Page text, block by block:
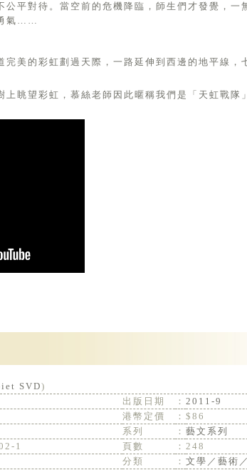
公平對待。當空前的危機降臨，師生們才發覺，一
氣……
完美的彩虹劃過天際，一路延伸到西邊的地平線，
眺望彩虹，慕絲老師因此暱稱我們是「天虹戰隊
SVD)
出版日期 ： 2011-9
港幣定價 ： $86
系列 ： 藝文系列
1 頁數 ： 248
分類 ： 文學／藝術